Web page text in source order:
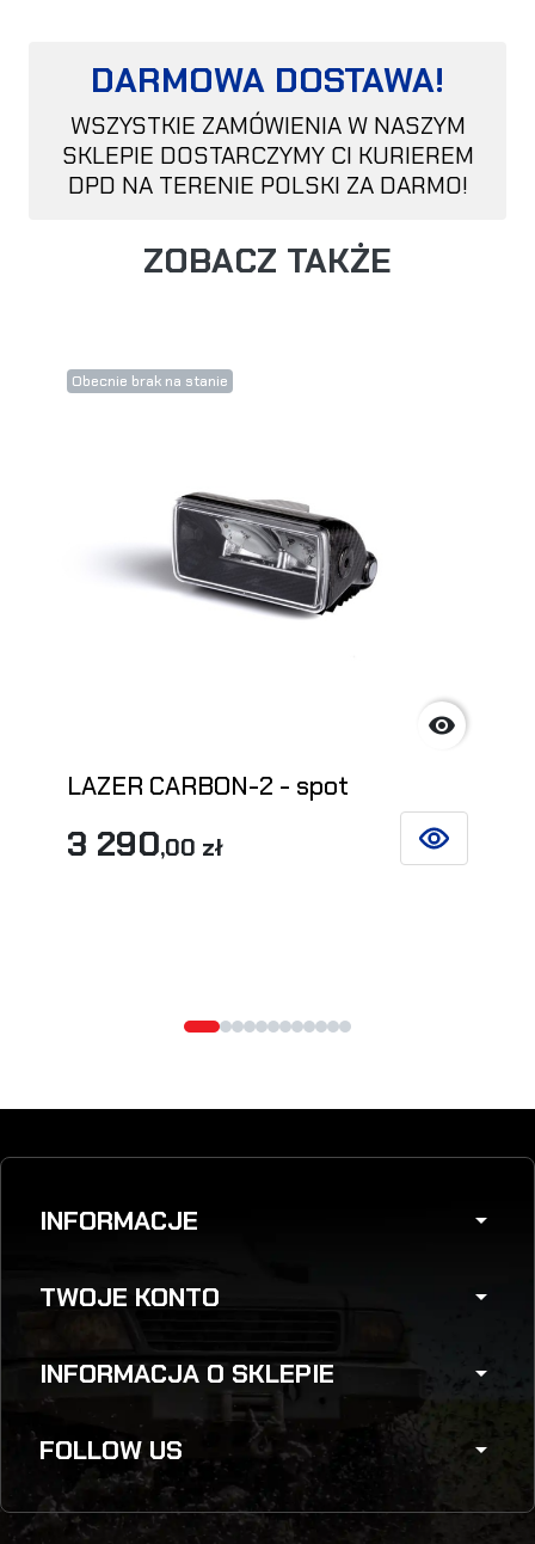
DARMOWA DOSTAWA!
WSZYSTKIE ZAMÓWIENIA W NASZYM
SKLEPIE DOSTARCZYMY CI KURIEREM
DPD NA TERENIE POLSKI ZA DARMO!
ZOBACZ TAKŻE
Obecnie brak na stanie

LAZER CARBON-2 - spot
3 290,00 zł ZOBACZ
INFORMACJE arrow_drop_down
TWOJE KONTO arrow_drop_down
INFORMACJA O SKLEPIE arrow_drop_down
FOLLOW US arrow_drop_down